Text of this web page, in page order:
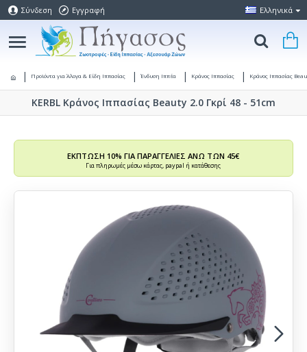
Σύνδεση Εγγραφή Ελληνικά
Προϊόντα για Άλογα & Είδη Ιππασίας Ένδυση Ιππέα Κράνος Ιππασίας Κράνος Ιππασίας
KERBL Κράνος Ιππασίας Beauty 2.0 Γκρί 48 - 51cm
ΕΚΠΤΩΣΗ 10% ΓΙΑ ΠΑΡΑΓΓΕΛΙΕΣ ΑΝΩ ΤΩΝ 45€
Για πληρωμές μέσω κάρτας, paypal ή κατάθεσης